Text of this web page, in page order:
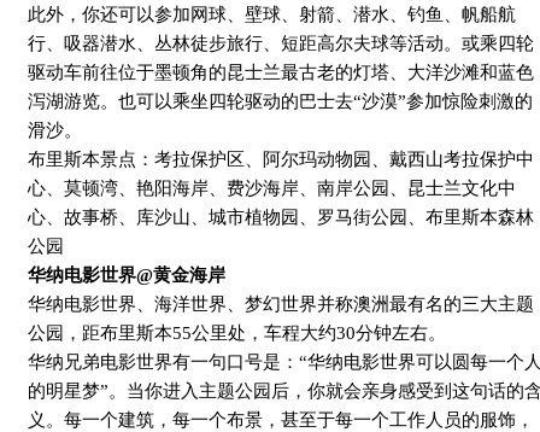
此外，你还可以参加网球、壁球、射箭、潜水、钓鱼、帆船航
行、吸器潜水、丛林徒步旅行、短距高尔夫球等活动。或乘四轮
驱动车前往位于墨顿角的昆士兰最古老的灯塔、大洋沙滩和蓝色
泻湖游览。也可以乘坐四轮驱动的巴士去“沙漠”参加惊险刺激的
滑沙。
布里斯本景点：考拉保护区、阿尔玛动物园、戴西山考拉保护中
心、莫顿湾、艳阳海岸、费沙海岸、南岸公园、昆士兰文化中
心、故事桥、库沙山、城市植物园、罗马街公园、布里斯本森林
公园
华纳电影世界@黄金海岸
华纳电影世界、海洋世界、梦幻世界并称澳洲最有名的三大主题
公园，距布里斯本55公里处，车程大约30分钟左右。
华纳兄弟电影世界有一句口号是：“华纳电影世界可以圆每一个
的明星梦”。当你进入主题公园后，你就会亲身感受到这句话的
义。每一个建筑，每一个布景，甚至于每一个工作人员的服饰，